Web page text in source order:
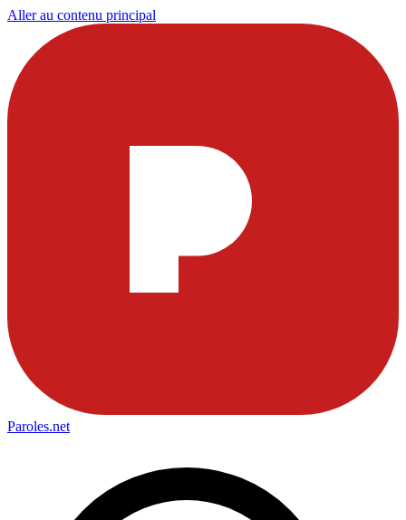
Aller au contenu principal
Paroles.net